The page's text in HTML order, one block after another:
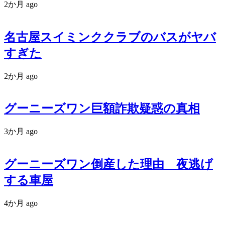
2か月 ago
名古屋スイミンククラブのバスがヤバ
すぎた
2か月 ago
グーニーズワン巨額詐欺疑惑の真相
3か月 ago
グーニーズワン倒産した理由 夜逃げ
する車屋
4か月 ago